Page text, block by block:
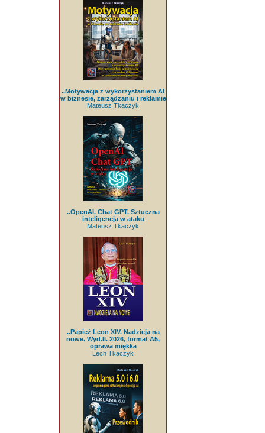
..Motywacja z wykorzystaniem AI
w biznesie, zarządzaniu i reklamie
Mateusz Tkaczyk
..OpenAI. Chat GPT. Sztuczna
inteligencja w ataku
Mateusz Tkaczyk
..Papież Leon XIV. Nadzieja na
nowe. Wyd.II. 2026, format A5,
oprawa miękka
Lech Tkaczyk